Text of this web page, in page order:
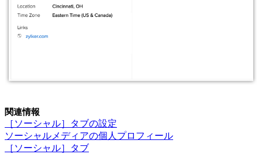
関連情報
［ソーシャル］タブの設定
ソーシャルメディアの個人プロフィール
［ソーシャル］タブ